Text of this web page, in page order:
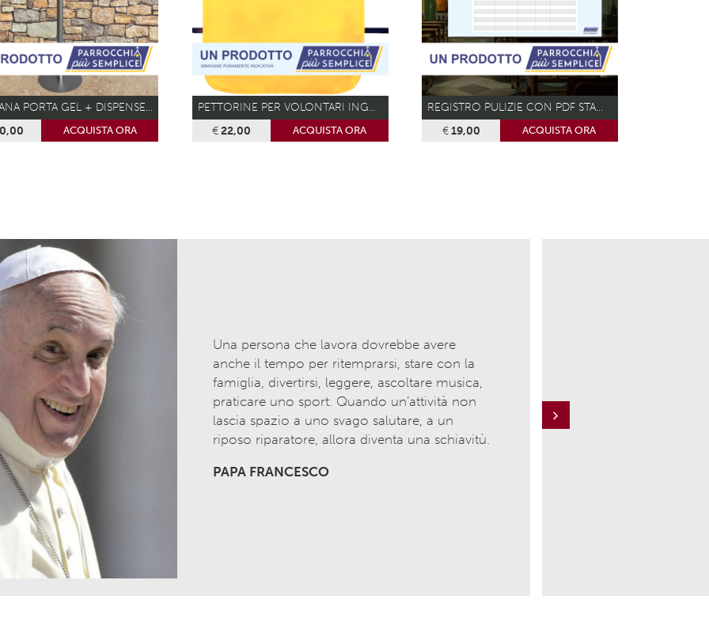
PIANTANA PORTA GEL + DISPENSER GEL 500ML
ACQUISTA ORA
PETTORINE PER VOLONTARI INGRESSO CHIESA
€22,00 ACQUISTA ORA
REGISTRO PULIZIE CON PDF STAMPABILE INCLUSO
€19,00 ACQUISTA ORA
Una persona che lavora dovrebbe avere
anche il tempo per ritemprarsi, stare con la
famiglia, divertirsi, leggere, ascoltare musica,
praticare uno sport. Quando un’attività non
lascia spazio a uno svago salutare, a un
riposo riparatore, allora diventa una schiavitù.
PAPA FRANCESCO